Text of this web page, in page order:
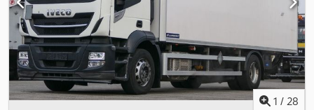
AXELAVSTÅND: 380/138 cm DÄCKDIMENSION: 13R22,5 Credpfszpc
U Tsx Agmsf BLADFJÄDRING PÅ BÅDA AXLARNA KRAN: HMF 1444 - Z
2 + FJÄRRKONTROLL TEL: KUBA – POLSKA, ENGELSKA, TYSKA,
ITALIENSKA SEBASTIAN – POLSKA, TYSKA, ITALIENSKA, ?????
LASZLO – UNGERSKA COSTEL – RUMÄNSKA (Rumänska: vi ordnar
alla exportformaliteter inklusive skyltar) RADEK – ?????
1 / 28